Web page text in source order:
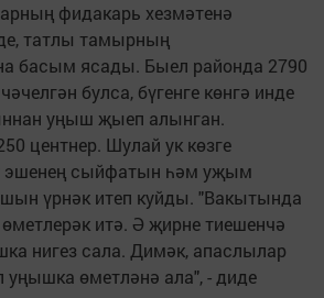
фидакарь хезмәтенә
татлы тамырның
басым ясады. Быел районда 2790
булса, бүгенге көнгә инде
уңыш җыеп алынган.
центнер. Шулай ук көзге
эшенең сыйфатын һәм уҗым
үрнәк итеп куйды. "Вакытында
итә. Ә җирне тиешенчә
нигез сала. Димәк, апаслылар
уңышка өметләнә ала", - диде